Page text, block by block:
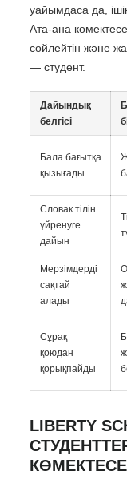
уайымдаса да,
Ата-ана
сөйлейтін және
— студент.
Дайындық
белгісі
Бала бағытқа
қызығады
Словак тілін
үйренуге
дайын
Мерзімдерді
сақтай
алады
Сұрақ
қоюдан
қорықпайды
LIBERTY